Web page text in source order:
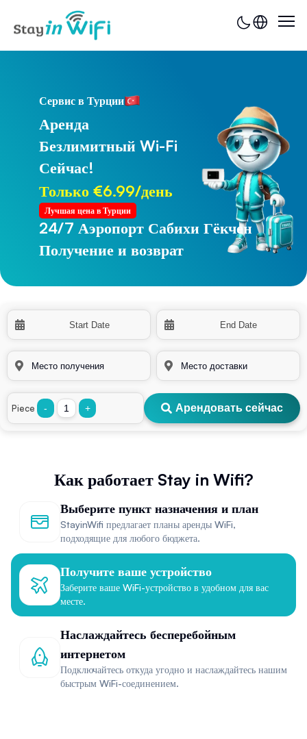
Сервис в Турции
Аренда
Безлимитный Wi-Fi
Сейчас!
Только €6.99/день
Лучшая цена в Турции
24/7 Аэропорт Сабихи Гёкчен
Получение и возврат
24/7 Аэропорт Трабзона
Получение и возврат
Piece - + Арендовать сейчас
Как работает Stay in Wifi?
Выберите пункт назначения и план
StayinWifi предлагает планы аренды WiFi,
подходящие для любого бюджета.
Получите ваше устройство
Заберите ваше WiFi-устройство в удобном для вас
месте.
Наслаждайтесь бесперебойным
интернетом
Подключайтесь откуда угодно и наслаждайтесь нашим
быстрым WiFi-соединением.